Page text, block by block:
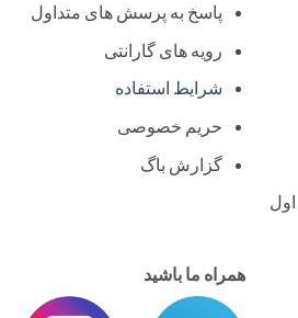
پاسخ به پرسش های متداول
رویه های گارانتی
شرایط استفاده
حریم خصوصی
گزارش باگ
همراه ما باشید